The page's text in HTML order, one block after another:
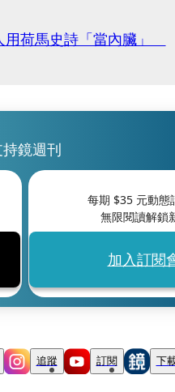
用荷馬史詩「當內臟」
鏡週刊
每期 $35元動態
無限閱讀解鎖
加入訂閱
追蹤 訂閱 下